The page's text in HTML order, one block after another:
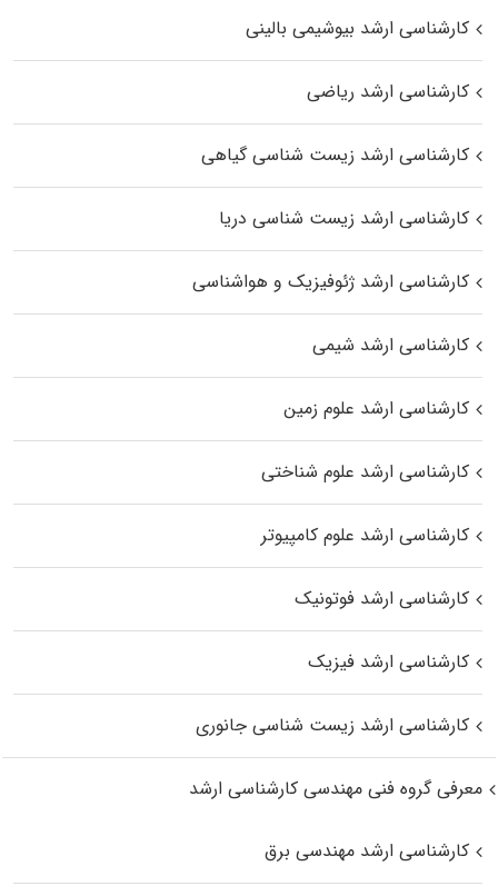
کارشناسی ارشد بیوشیمی بالینی
کارشناسی ارشد ریاضی
کارشناسی ارشد زیست‌ شناسی گیاهی
کارشناسی ارشد زیست‌ شناسی دریا
کارشناسی ارشد ژئوفیزیک و هواشناسی
کارشناسی ارشد شیمی
کارشناسی ارشد علوم زمین
کارشناسی ارشد علوم شناختی
کارشناسی ارشد علوم کامپیوتر
کارشناسی ارشد فوتونیک
کارشناسی ارشد فیزیک
کارشناسی ارشد زیست‌ شناسی جانوری
معرفی گروه فنی مهندسی کارشناسی ارشد
کارشناسی ارشد مهندسی برق